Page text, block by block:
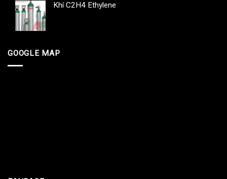
Khí C2H4 Ethylene
GOOGLE MAP